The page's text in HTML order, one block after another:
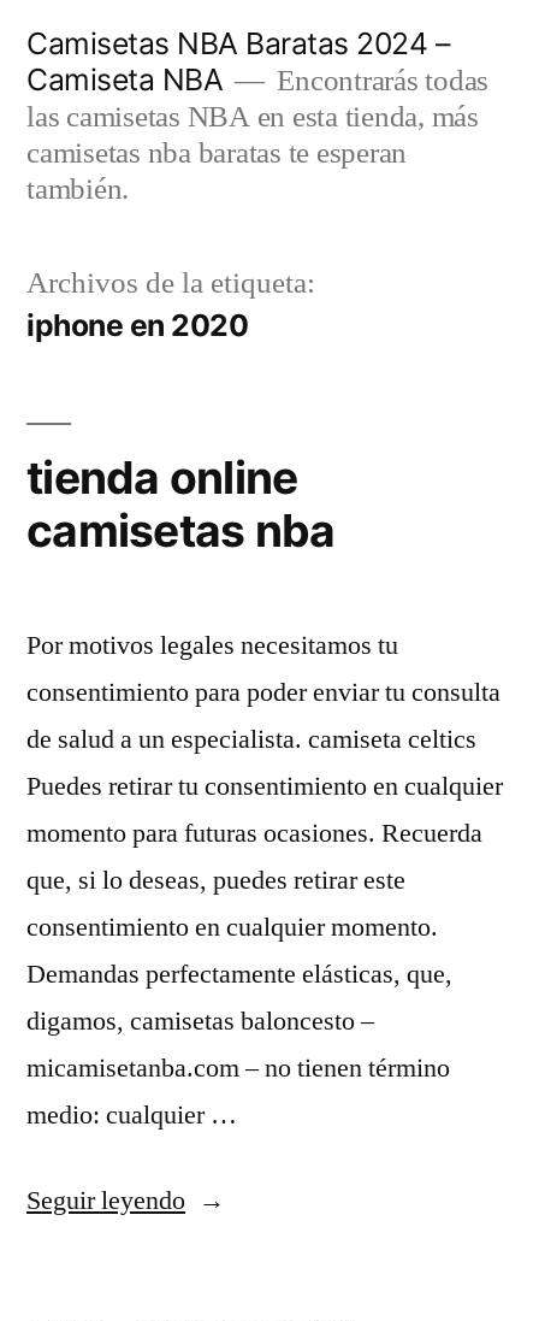
contenido
Camisetas NBA Baratas 2024 –
Camiseta NBA
Encontrarás todas
las camisetas NBA en esta tienda, más
camisetas nba baratas te esperan
también.
Archivos de la etiqueta:
iphone en 2020
tienda online
camisetas nba
Por motivos legales necesitamos tu
consentimiento para poder enviar tu consulta
de salud a un especialista. camiseta celtics
Puedes retirar tu consentimiento en cualquier
momento para futuras ocasiones. Recuerda
que, si lo deseas, puedes retirar este
consentimiento en cualquier momento.
Demandas perfectamente elásticas, que,
digamos, camisetas baloncesto –
micamisetanba.com – no tienen término
medio: cualquier …
Seguir leyendo«tienda